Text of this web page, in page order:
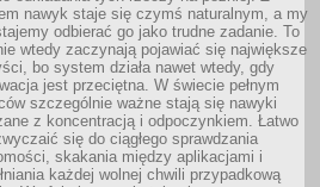
nawyk staje się czymś naturalnym, a my
odbierać go jako trudne zadanie. To
wtedy zaczynają pojawiać się największe
bo system działa nawet wtedy, gdy
jest przeciętna. W świecie pełnym
szczególnie ważne stają się nawyki
z koncentracją i odpoczynkiem. Łatwo
się do ciągłego sprawdzania
skakania między aplikacjami i
każdej wolnej chwili przypadkową